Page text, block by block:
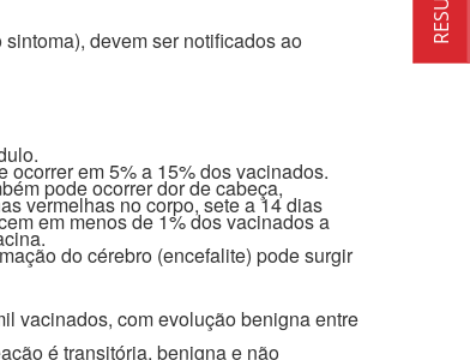
devem ser notificados ao
em 5% a 15% dos vacinados.
pode ocorrer dor de cabeça,
vermelhas no corpo, sete a 14 dias
em menos de 1% dos vacinados a
do cérebro (encefalite) pode surgir
vacinados, com evolução benigna entre
é transitória, benigna e não